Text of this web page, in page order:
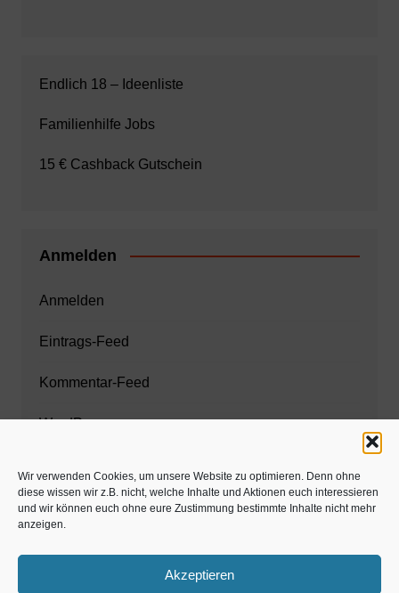
Wir verwenden Cookies, um unsere Website zu optimieren. Denn ohne
diese wissen wir z.B. nicht, welche Inhalte und Aktionen euch interessieren
und wir können euch ohne eure Zustimmung bestimmte Inhalte nicht mehr
anzeigen.
Akzeptieren
Endlich 18 – Ideenliste
Familienhilfe Jobs
15 € Cashback Gutschein
Anmelden
Anmelden
Eintrags-Feed
Kommentar-Feed
WordPress.org
Zahnarzt München
www.estaregistrierung.org – ESTA